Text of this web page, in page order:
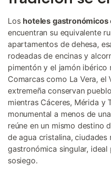
Los hoteles gastronómicos
encuentran su equivalente
apartamentos de dehesa,
rodeadas de encinas y
pimentón y el jamón ibérico
Comarcas como La Vera, el
extremeña conservan
mientras Cáceres, Mérida y
monumental a menos de
reúne en un mismo destino
de agua cristalina, ciudades
gastronómica singular,
sosiego.